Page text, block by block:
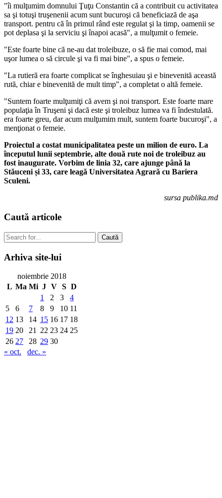
"îi mulţumim domnului Ţuţu Constantin că a contribuit cu activitatea
sa şi totuşi truşenenii acum sunt bucuroşi că beneficiază de aşa
transport. pentru că în primul rând este regulat şi la timp, oamenii se
pot deplasa şi la serviciu şi înapoi acasă", a mulţumit o femeie.
"Este foarte bine că ne-au dat troleibuze, o să fie mai comod, mai
uşor lumea o să circule şi va fi mai bine", a spus o femeie.
"La rutieră era foarte complicat se înghesuiau şi e binevenită această
rută, chiar e binevenită de mult timp", a completat o altă femeie.
"Suntem foarte mulţumiţi că avem şi noi transport. Este foarte mare
populaţia în Truşeni şi dacă este şi troleibuz lumea va fi îndestulată.
era foarte greu, dar acum mulţumim mult, suntem foarte bucuroşi", a
menţionat o femeie.
Proiectul a costat municipalitatea peste un milion de euro. La
începutul lunii septembrie, alte două rute noi de troleibuz au
fost inaugurate. Vorbim de linia 32, care ajunge până la
Stăuceni și 33, care leagă Universitatea Agrară cu Bariera
Sculeni.
sursa publika.md
Caută articole
Caută
Arhiva site-lui
noiembrie 2018
L Ma Mi J V S D
1
2 3
4
5
6 7 8 9 10 11
12 13 14 15 16 17 18
19 20 21 22 23 24 25
26 27 28 29 30
« oct.
dec. »